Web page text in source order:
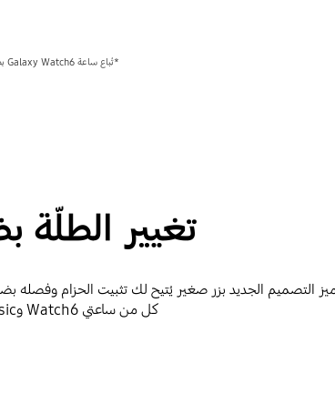
*تُباع ساعة Galaxy Watch6 بصورة منفصلة.
تغيير
التصميم الجديد بزر صغير يُتيح لك تثبيت الحزام
كل من ساعتي Watch6 وWatch6 Classic.